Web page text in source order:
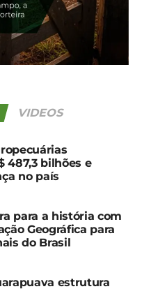
de Guarapuava
redução na previsão
de verão
de janeiro, 2024
"Guarapuava"
RURAL
quebra de 40%
VIDEOS
487,3 bilhões e
no país
para a história com
Geográfica para
do Brasil
estrutura